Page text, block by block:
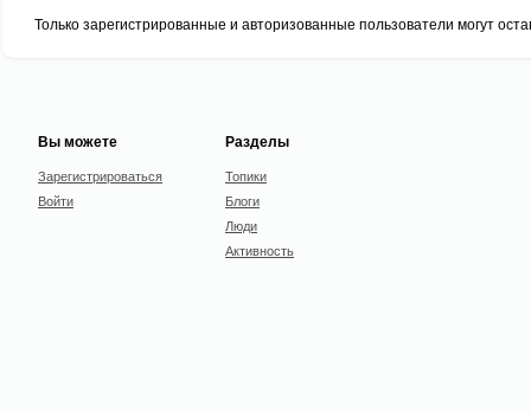
Только зарегистрированные и авторизованные пользователи могут
Вы можете
Зарегистрироваться
Войти
Разделы
Топики
Блоги
Люди
Активность